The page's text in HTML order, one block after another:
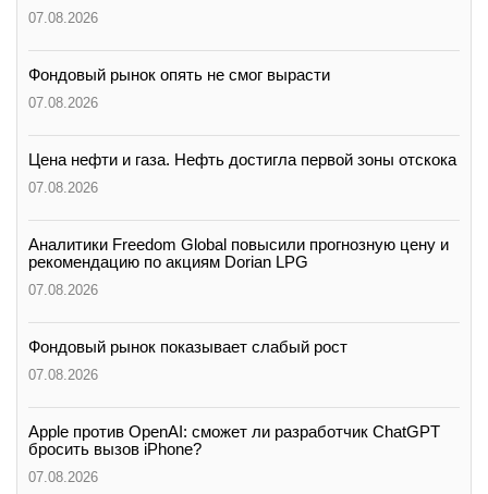
07.08.2026
Фондовый рынок опять не смог вырасти
07.08.2026
Цена нефти и газа. Нефть достигла первой зоны отскока
07.08.2026
Аналитики Freedom Global повысили прогнозную цену и
рекомендацию по акциям Dorian LPG
07.08.2026
Фондовый рынок показывает слабый рост
07.08.2026
Apple против OpenAI: сможет ли разработчик ChatGPT
бросить вызов iPhone?
07.08.2026